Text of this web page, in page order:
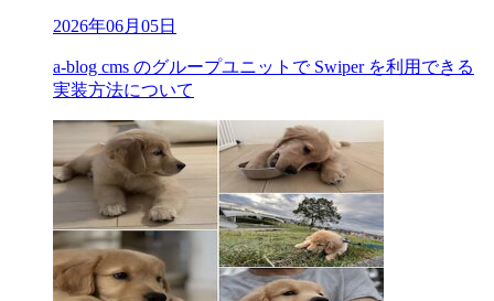
2026年06月05日
a-blog cms のグループユニットで Swiper を利用できる
実装方法について